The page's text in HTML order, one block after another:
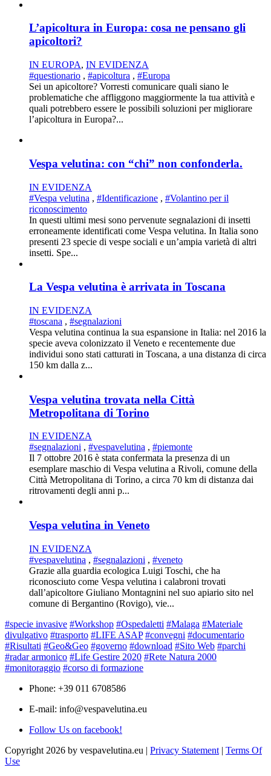
L’apicoltura in Europa: cosa ne pensano gli
apicoltori?
IN EUROPA, IN EVIDENZA
#questionario , #apicoltura , #Europa
Sei un apicoltore? Vorresti comunicare quali siano le
problematiche che affliggono maggiormente la tua attività e
quali potrebbero essere le possibili soluzioni per migliorare
l’apicoltura in Europa?...
Vespa velutina: con “chi” non confonderla.
IN EVIDENZA
#Vespa velutina , #Identificazione , #Volantino per il
riconoscimento
In questi ultimi mesi sono pervenute segnalazioni di insetti
erroneamente identificati come Vespa velutina. In Italia sono
presenti 23 specie di vespe sociali e un’ampia varietà di altri
insetti. Spe...
La Vespa velutina è arrivata in Toscana
IN EVIDENZA
#toscana , #segnalazioni
Vespa velutina continua la sua espansione in Italia: nel 2016 la
specie aveva colonizzato il Veneto e recentemente due
individui sono stati catturati in Toscana, a una distanza di circa
150 km dalla z...
Vespa velutina trovata nella Città
Metropolitana di Torino
IN EVIDENZA
#segnalazioni , #vespavelutina , #piemonte
Il 7 ottobre 2016 è stata confermata la presenza di un
esemplare maschio di Vespa velutina a Rivoli, comune della
Città Metropolitana di Torino, a circa 70 km di distanza dai
ritrovamenti degli anni p...
Vespa velutina in Veneto
IN EVIDENZA
#vespavelutina , #segnalazioni , #veneto
Grazie alla guardia ecologica Luigi Toschi, che ha
riconosciuto come Vespa velutina i calabroni trovati
dall’apicoltore Giuliano Montagnini nel suo apiario sito nel
comune di Bergantino (Rovigo), vie...
#specie invasive #Workshop #Ospedaletti #Malaga #Materiale
divulgativo #trasporto #LIFE ASAP #convegni #documentario
#Risultati #Geo&Geo #governo #download #Sito Web #parchi
#radar armonico #Life Gestire 2020 #Rete Natura 2000
#monitoraggio #corso di formazione
Phone: +39 011 6708586
E-mail: info@vespavelutina.eu
Follow Us on facebook!
Copyright 2026 by vespavelutina.eu | Privacy Statement | Terms Of
Use